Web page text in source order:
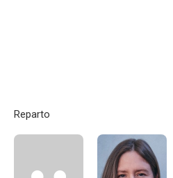
Reparto